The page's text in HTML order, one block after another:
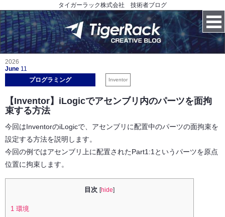
タイガーラック株式会社 技術者ブログ
2026
June 11
プログラミング
Inventor
【Inventor】iLogicでアセンブリ内のパーツを面拘
束する方法
今回はInventorのiLogicで、アセンブリに配置中のパーツの面拘束を
設定する方法を説明します。
今回の例ではアセンブリ上に配置されたPart1:1というパーツを原点
位置に拘束します。
目次 [hide]
1 環境